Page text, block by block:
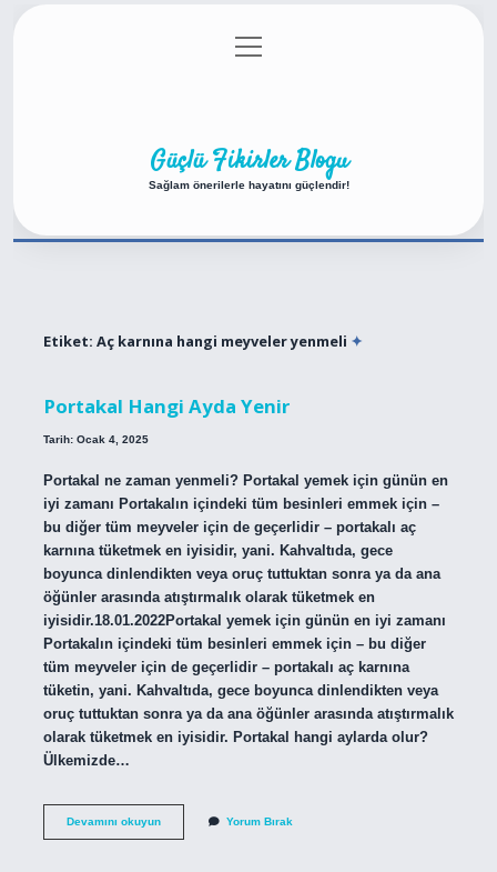
Gizlilik Politikası
menüyü
aç
Güçlü Fikirler Blogu
Sağlam önerilerle hayatını güçlendir!
Etiket: Aç karnına hangi meyveler yenmeli
Portakal Hangi Ayda Yenir
Tarih: Ocak 4, 2025
Portakal ne zaman yenmeli? Portakal yemek için günün en
iyi zamanı Portakalın içindeki tüm besinleri emmek için –
bu diğer tüm meyveler için de geçerlidir – portakalı aç
karnına tüketmek en iyisidir, yani. Kahvaltıda, gece
boyunca dinlendikten veya oruç tuttuktan sonra ya da ana
öğünler arasında atıştırmalık olarak tüketmek en
iyisidir.18.01.2022Portakal yemek için günün en iyi zamanı
Portakalın içindeki tüm besinleri emmek için – bu diğer
tüm meyveler için de geçerlidir – portakalı aç karnına
tüketin, yani. Kahvaltıda, gece boyunca dinlendikten veya
oruç tuttuktan sonra ya da ana öğünler arasında atıştırmalık
olarak tüketmek en iyisidir. Portakal hangi aylarda olur?
Ülkemizde…
Devamını okuyunPortakal
Yorum Bırak